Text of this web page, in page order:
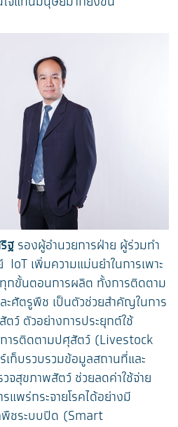
ฐ รองผู้อำนวยการฝ่าย ผู้ร่วมทำ
IoT เพิ่มความแม่นยำในการเพาะ
กขั้นตอนการผลิต ทั้งการติดตาม
ะศัตรูพืช เป็นตัวช่วยสำคัญในการ
ว์ ตัวอย่างการประยุกต์ใช้
การติดตามปศุสัตว์ (Livestock
ก็บรวบรวมข้อมูลสถานที่และ
สุขภาพสัตว์ ช่วยลดค่าใช้จ่าย
แพร่กระจายโรคได้อย่างมี
พืชระบบปิด (Smart